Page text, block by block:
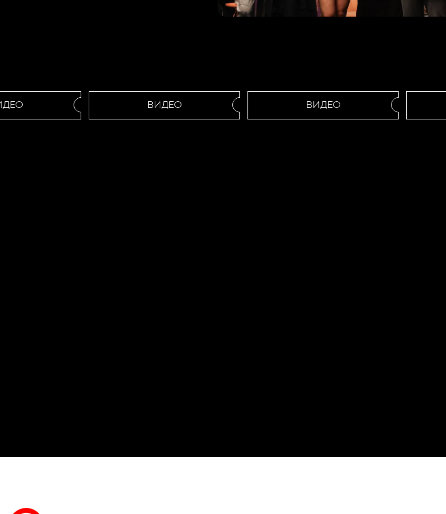
ВИДЕО ВИДЕО